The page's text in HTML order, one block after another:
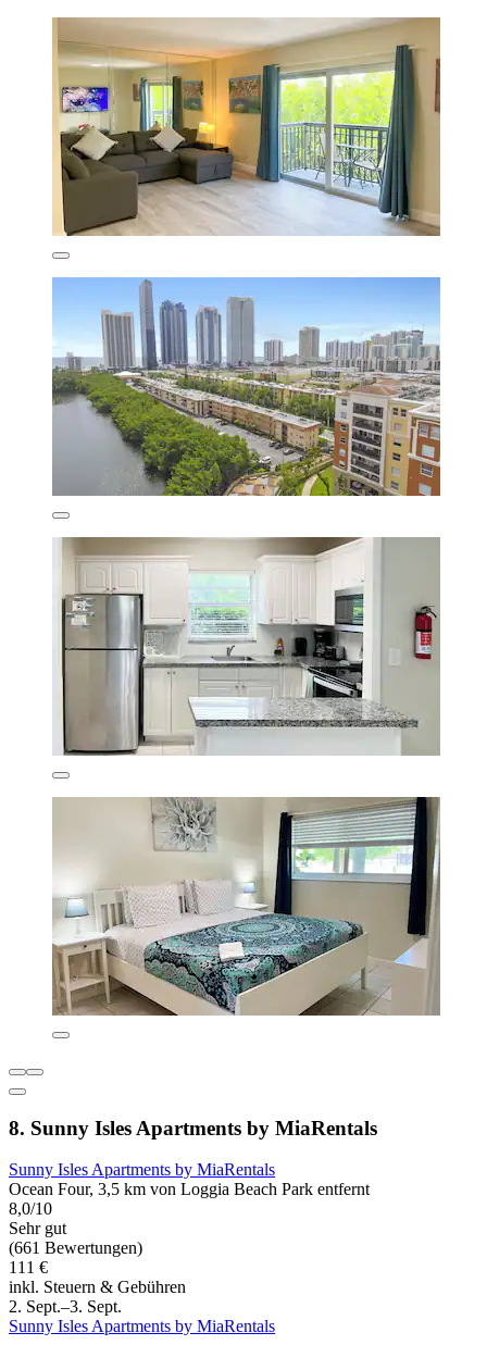
8. Sunny Isles Apartments by MiaRentals
Sunny Isles Apartments by MiaRentals
Ocean Four, 3,5 km von Loggia Beach Park entfernt
8,0/10
Sehr gut
(661 Bewertungen)
111 €
inkl. Steuern & Gebühren
2. Sept.–3. Sept.
Sunny Isles Apartments by MiaRentals